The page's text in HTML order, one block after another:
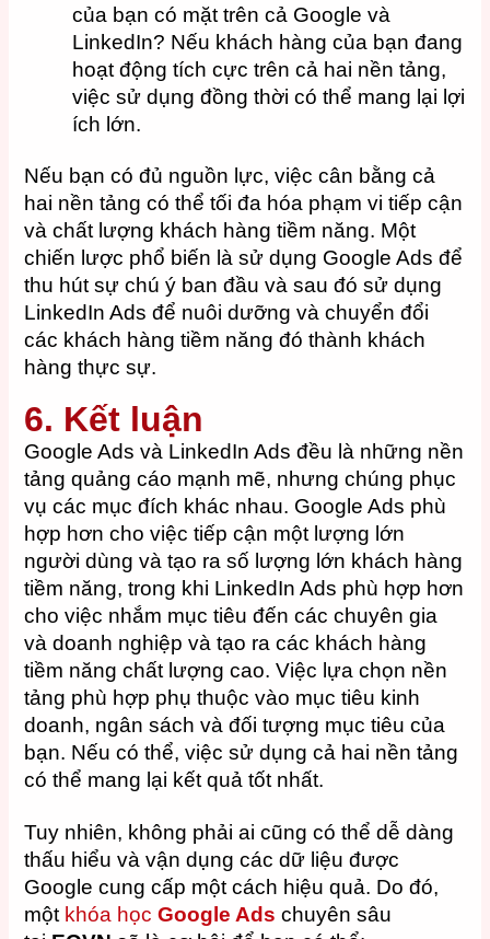
của bạn có mặt trên cả Google và
LinkedIn? Nếu khách hàng của bạn đang
hoạt động tích cực trên cả hai nền tảng,
việc sử dụng đồng thời có thể mang lại lợi
ích lớn.
Nếu bạn có đủ nguồn lực, việc cân bằng cả
hai nền tảng có thể tối đa hóa phạm vi tiếp cận
và chất lượng khách hàng tiềm năng. Một
chiến lược phổ biến là sử dụng Google Ads để
thu hút sự chú ý ban đầu và sau đó sử dụng
LinkedIn Ads để nuôi dưỡng và chuyển đổi
các khách hàng tiềm năng đó thành khách
hàng thực sự.
6. Kết luận
Google Ads và LinkedIn Ads đều là những nền
tảng quảng cáo mạnh mẽ, nhưng chúng phục
vụ các mục đích khác nhau. Google Ads phù
hợp hơn cho việc tiếp cận một lượng lớn
người dùng và tạo ra số lượng lớn khách hàng
tiềm năng, trong khi LinkedIn Ads phù hợp hơn
cho việc nhắm mục tiêu đến các chuyên gia
và doanh nghiệp và tạo ra các khách hàng
tiềm năng chất lượng cao.Việc lựa chọn nền
tảng phù hợp phụ thuộc vào mục tiêu kinh
doanh, ngân sách và đối tượng mục tiêu của
bạn. Nếu có thể, việc sử dụng cả hai nền tảng
có thể mang lại kết quả tốt nhất.
Tuy nhiên, không phải ai cũng có thể dễ dàng
thấu hiểu và vận dụng các dữ liệu được
Google cung cấp một cách hiệu quả. Do đó,
một khóa họcGoogle Ads chuyên sâu